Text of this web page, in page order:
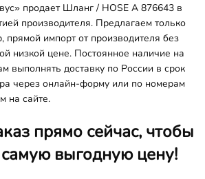
продает Шланг / HOSE A 876643 в
производителя. Предлагаем только
прямой импорт от производителя без
низкой цене. Постоянное наличие на
выполнять доставку по России в срок
через онлайн-форму или по номерам
на сайте.
прямо сейчас, чтобы
выгодную цену!